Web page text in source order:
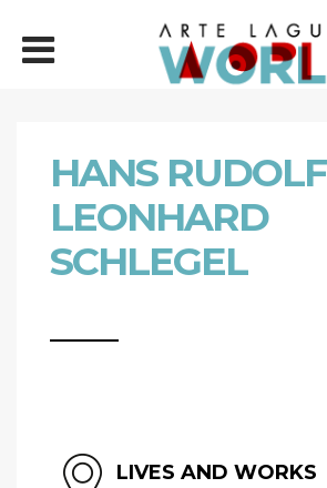
HANS RUDOLF
LEONHARD
SCHLEGEL
LIVES AND WORKS